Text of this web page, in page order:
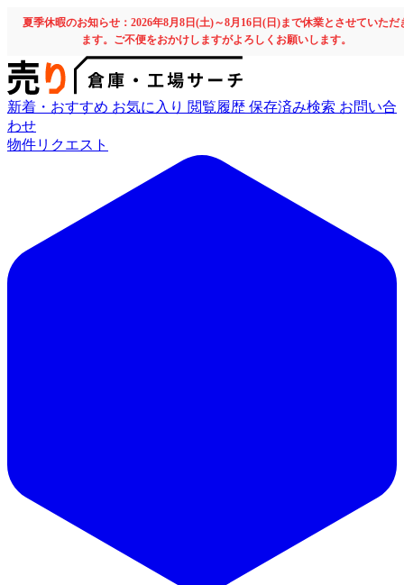
夏季休暇のお知らせ：2026年8月8日(土)～8月16日(日)まで休業とさせていただ
ます。ご不便をおかけしますがよろしくお願いします。
新着・おすすめ お気に入り 閲覧履歴 保存済み検索 お問い合
わせ
物件リクエスト